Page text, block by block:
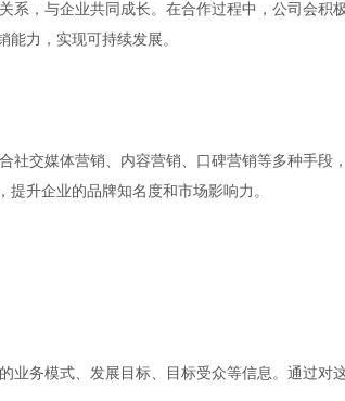
系，与企业共同成长。在合作过程中，公司会积
力，实现可持续发展。
社交媒体营销、内容营销、口碑营销等多种手段
升企业的品牌知名度和市场影响力。
业务模式、发展目标、目标受众等信息。通过对